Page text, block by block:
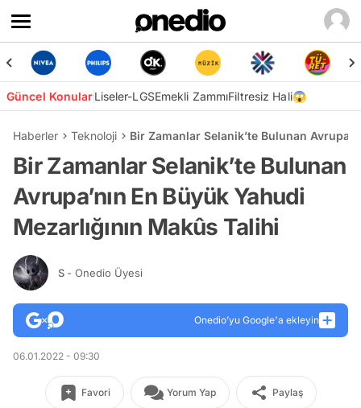
Güncel KonularLiseler-LGSEmekli ZammıFiltresiz Hali😱
Haberler Teknoloji Bir Zamanlar Selanik’te Bulunan
Bir Zamanlar Selanik’te Bulunan
Avrupa’nın En Büyük Yahudi
Mezarlığının Makûs Talihi
S - Onedio Üyesi
Onedio’yu Google'a ekleyin
06.01.2022 - 09:30
Favori Yorum Yap Paylaş